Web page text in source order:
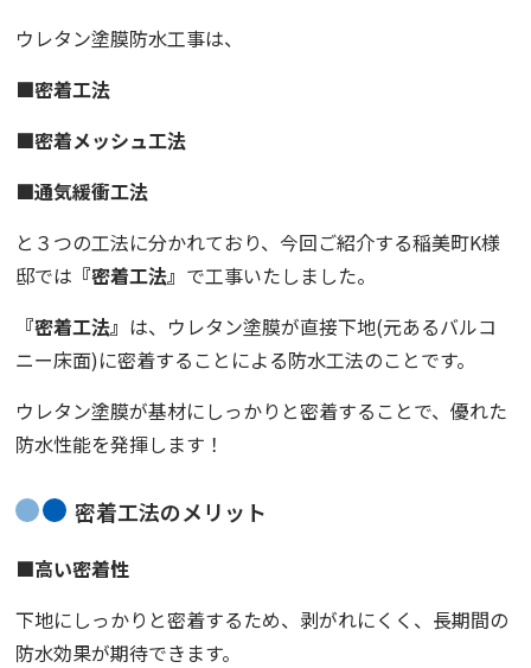
ウレタン塗膜防水工事は、
■密着工法
■密着メッシュ工法
■通気緩衝工法
と３つの工法に分かれており、今回ご紹介する稲美町K様
邸では 『密着工法』 で工事いたしました。
『密着工法』 は、ウレタン塗膜が直接下地(元あるバルコ
ニー床面)に密着することによる防水工法のことです。
ウレタン塗膜が基材にしっかりと密着することで、優れた
防水性能を発揮します！
密着工法のメリット
■高い密着性
下地にしっかりと密着するため、剥がれにくく、 長期間の
防水効果が期待できます。